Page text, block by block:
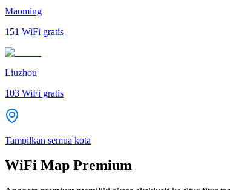
Maoming
151 WiFi gratis
Liuzhou
103 WiFi gratis
Tampilkan semua kota
WiFi Map Premium